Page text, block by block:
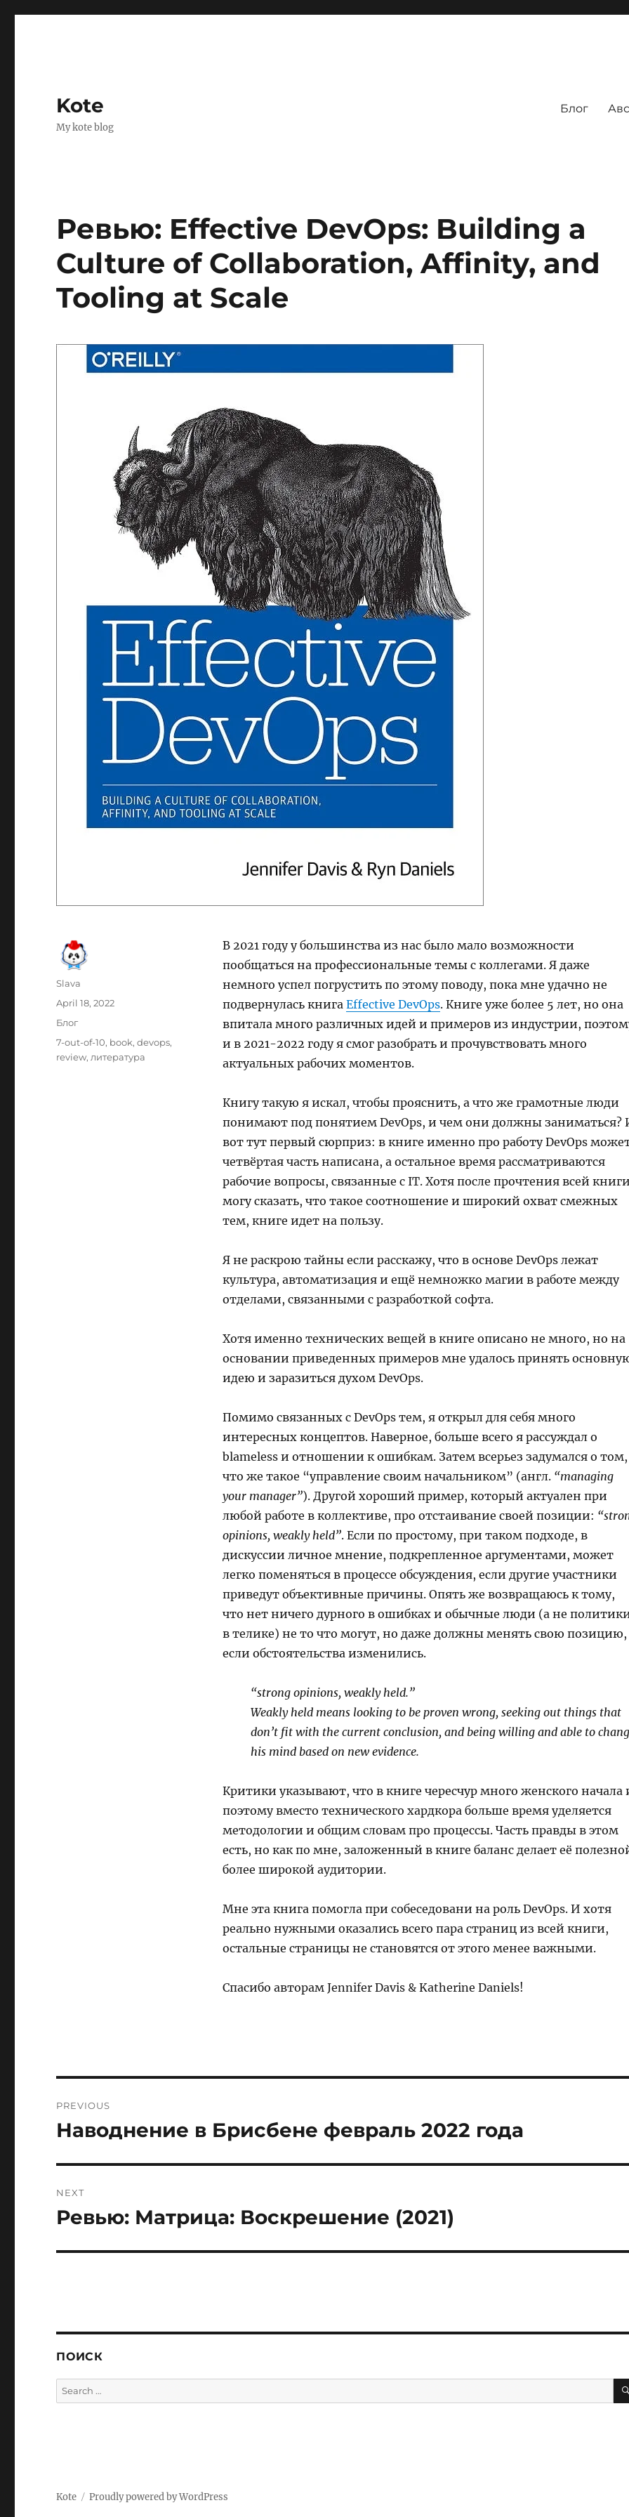
Kote
My kote blog
Блог
Ревью: Effective DevOps: Building a
Culture of Collaboration, Affinity, and
Tooling at Scale
В 2021 году у большинства из нас было мало возможности
пообщаться на профессиональные темы с коллегами. Я даже
немного успел погрустить по этому поводу, пока мне удачно не
подвернулась книга Effective DevOps. Книге уже более 5 лет, но она
впитала много различных идей и примеров из индустрии,
и в 2021-2022 году я смог разобрать и прочувствовать много
актуальных рабочих моментов.
Книгу такую я искал, чтобы прояснить, а что же грамотные люди
понимают под понятием DevOps, и чем они должны заниматься?
вот тут первый сюрприз: в книге именно про работу DevOps
четвёртая часть написана, а остальное время рассматриваются
рабочие вопросы, связанные с IT. Хотя после прочтения всей
могу сказать, что такое соотношение и широкий охват смежных
тем, книге идет на пользу.
Я не раскрою тайны если расскажу, что в основе DevOps лежат
культура, автоматизация и ещё немножко магии в работе между
отделами, связанными с разработкой софта.
Хотя именно технических вещей в книге описано не много, но на
основании приведенных примеров мне удалось принять
идею и заразиться духом DevOps.
Помимо связанных с DevOps тем, я открыл для себя много
интересных концептов. Наверное, больше всего я рассуждал о
blameless и отношении к ошибкам. Затем всерьез задумался о том,
что же такое “управление своим начальником” (англ. “managing
your manager”). Другой хороший пример, который актуален при
любой работе в коллективе, про отстаивание своей позиции:
opinions, weakly held”. Если по простому, при таком подходе, в
дискуссии личное мнение, подкрепленное аргументами, может
легко поменяться в процессе обсуждения, если другие участники
приведут объективные причины. Опять же возвращаюсь к тому,
что нет ничего дурного в ошибках и обычные люди (а не
в телике) не то что могут, но даже должны менять свою позицию,
если обстоятельства изменились.
“strong opinions, weakly held.”
Weakly held means looking to be proven wrong, seeking out things that
don’t fit with the current conclusion, and being willing and able to
his mind based on new evidence.
Критики указывают, что в книге чересчур много женского начала
поэтому вместо технического хардкора больше время уделяется
методологии и общим словам про процессы. Часть правды в этом
есть, но как по мне, заложенный в книге баланс делает её
более широкой аудитории.
Мне эта книга помогла при собеседовани на роль DevOps. И хотя
реально нужными оказались всего пара страниц из всей книги,
остальные страницы не становятся от этого менее важными.
Спасибо авторам Jennifer Davis & Katherine Daniels!
Author
Slava
Posted
April 18, 2022
Categories
Блог
Tags
7-out-of-10, book,devops,
review, литература
navigation
PREVIOUS
Previous
Наводнение в Брисбене февраль 2022 года
NEXT
Next
Ревью: Матрица: Воскрешение (2021)
ПОИСК
Search
for:
Kote Proudly powered by WordPress